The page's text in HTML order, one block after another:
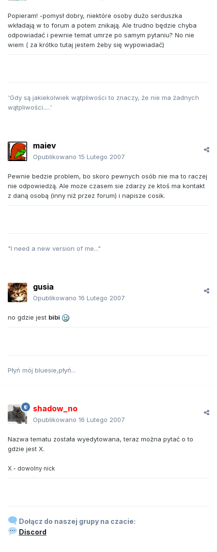
Popieram! -pomysł dobry, niektóre osoby dużo serduszka
wkładają w to forum a potem znikają. Ale trudno będzie chyba
odpowiadać i pewnie temat umrze po samym pytaniu? No nie
wiem ( za krótko tutaj jestem żeby się wypowiadać)
'Gdy są jakiekolwiek wątpliwości to znaczy, że nie ma żadnych
wątpliwości.....'
maiev
Opublikowano 15 Lutego 2007
Pewnie bedzie problem, bo skoro pewnych osób nie ma to raczej
nie odpowiedzą. Ale moze czasem sie zdarzy ze ktoś ma kontakt
z daną osobą (inny niż przez forum) i napisze cosik.
"I need a new version of me..."
gusia
Opublikowano 16 Lutego 2007
no gdzie jest bibi
Płyń mój bluesie,płyń...
shadow_no
Opublikowano 16 Lutego 2007
Nazwa tematu została wyedytowana, teraz można pytać o to
gdzie jest X.
X - dowolny nick
Dołącz do naszej grupy na czacie:
Discord